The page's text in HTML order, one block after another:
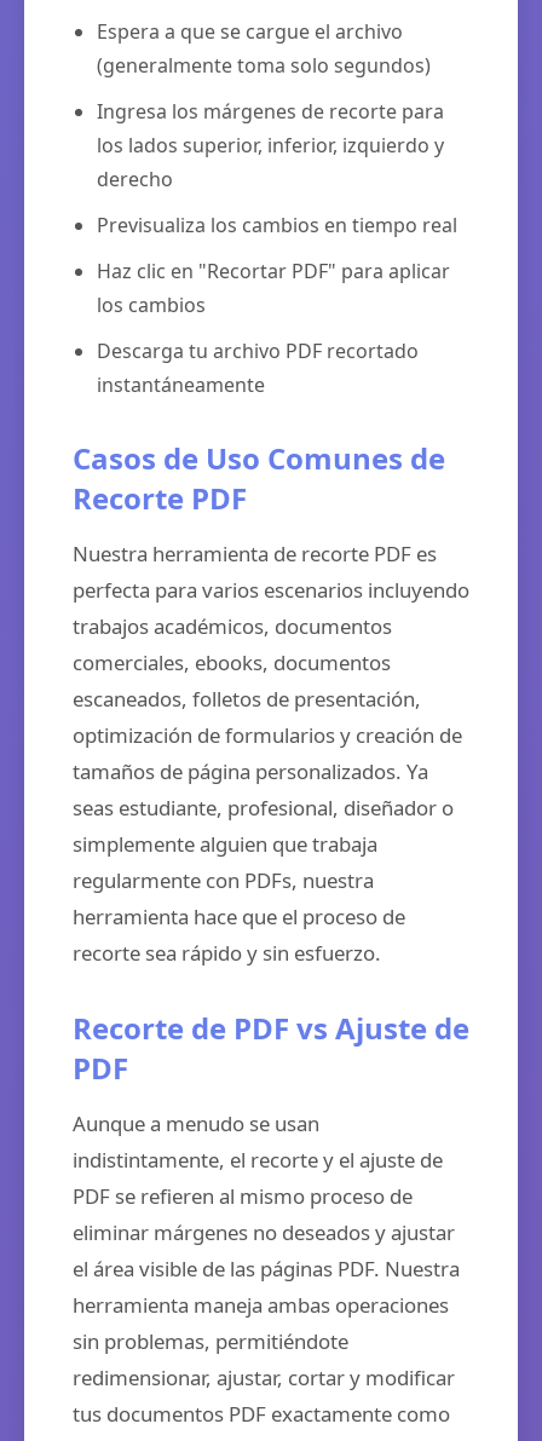
Espera a que se cargue el archivo
(generalmente toma solo segundos)
Ingresa los márgenes de recorte para
los lados superior, inferior, izquierdo y
derecho
Previsualiza los cambios en tiempo real
Haz clic en "Recortar PDF" para aplicar
los cambios
Descarga tu archivo PDF recortado
instantáneamente
Casos de Uso Comunes de
Recorte PDF
Nuestra herramienta de recorte PDF es
perfecta para varios escenarios incluyendo
trabajos académicos, documentos
comerciales, ebooks, documentos
escaneados, folletos de presentación,
optimización de formularios y creación de
tamaños de página personalizados. Ya
seas estudiante, profesional, diseñador o
simplemente alguien que trabaja
regularmente con PDFs, nuestra
herramienta hace que el proceso de
recorte sea rápido y sin esfuerzo.
Recorte de PDF vs Ajuste de
PDF
Aunque a menudo se usan
indistintamente, el recorte y el ajuste de
PDF se refieren al mismo proceso de
eliminar márgenes no deseados y ajustar
el área visible de las páginas PDF. Nuestra
herramienta maneja ambas operaciones
sin problemas, permitiéndote
redimensionar, ajustar, cortar y modificar
tus documentos PDF exactamente como